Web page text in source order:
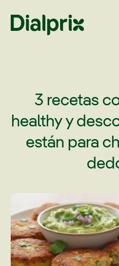
3 recetas
healthy y
están para